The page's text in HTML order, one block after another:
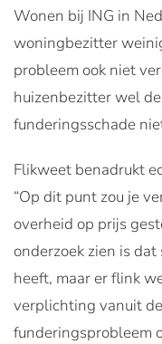
Wonen bij ING in
woningbezitter
probleem ook niet
huizenbezitter wel
funderingsschade
Flikweet benadrukt
“Op dit punt zou je
overheid op prijs
onderzoek zien is
heeft, maar er flink
verplichting vanuit
funderingsprobleem